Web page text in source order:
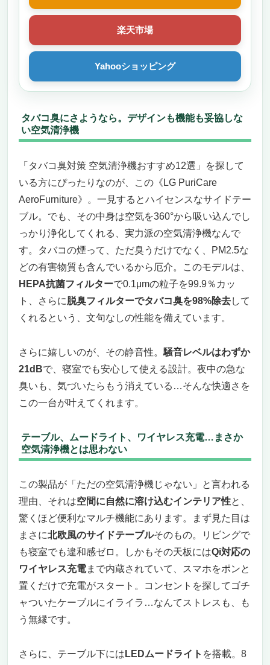
楽天市場
Yahooショッピング
タバコ臭にさようなら。デザインも機能も妥協しな
い空気清浄機
「タバコ臭対策 空気清浄機おすすめ12選」を探して
いる方にぴったりなのが、この《LG PuriCare
AeroFurniture》。一見するとハイセンスなサイドテー
ブル。でも、その中身は空気を360°から吸い込んでし
っかり浄化してくれる、実力派の空気清浄機なんで
す。タバコの煙って、ただ臭うだけでなく、PM2.5な
どの有害物質も含んでいるから厄介。このモデルは、
HEPA抗菌フィルターで0.1μmの粒子を99.9％カッ
ト、さらに脱臭フィルターでタバコ臭を98%除去して
くれるという、文句なしの性能を備えています。
さらに嬉しいのが、その静音性。 騒音レベルはわずか
21dBで、寝室でも安心して使える設計。夜中の急な
臭いも、気づいたらもう消えている…そんな快適さを
この一台が叶えてくれます。
テーブル、ムードライト、ワイヤレス充電…まさか
空気清浄機とは思わない
この製品が「ただの空気清浄機じゃない」と言われる
理由、それは空間に自然に溶け込むインテリア性と、
驚くほど便利なマルチ機能にあります。まず見た目は
まさに北欧風のサイドテーブルそのもの。リビングで
も寝室でも違和感ゼロ。しかもその天板にはQi対応の
ワイヤレス充電まで内蔵されていて、スマホをポンと
置くだけで充電がスタート。コンセントを探してゴチ
ャついたケーブルにイライラ…なんてストレスも、も
う無縁です。
さらに、テーブル下には LEDムードライト を搭載。8